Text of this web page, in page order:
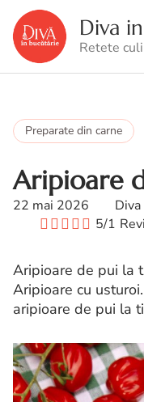
Diva
Retete
Preparate din carne
Aripioare
22 mai 2026
5/1
Aripioare de pui la
Aripioare cu
aripioare de pui la